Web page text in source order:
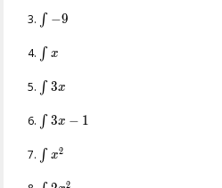
\int{-9}
∫ −9
\int{x}
∫ x
\int{3x}
∫ 3x
\int{3x
∫ 3x − 1
\int{x^2}
∫ x2
2